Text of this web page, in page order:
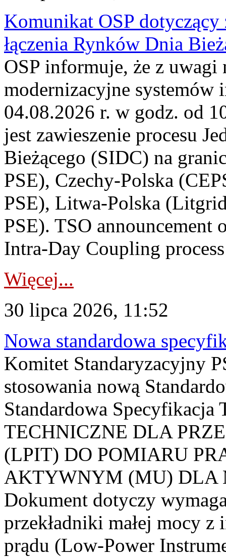
Komunikat OSP dotyczący
łączenia Rynków Dnia
OSP informuje, że z uwagi
modernizacyjne
04.08.2026 r. w godz. od
jest zawieszenie procesu
Bieżącego (SIDC) na
PSE), Czechy-Polska
PSE), Litwa-Polska
PSE). TSO announcement
Intra-Day Coupling
Więcej...
30 lipca 2026, 11:52
Nowa standardowa
Komitet Standaryzacyjny
stosowania nową
Standardowa
TECHNICZNE DLA
(LPIT) DO POMIARU
AKTYWNYM (MU) DLA
Dokument dotyczy
przekładniki małej mocy
prądu (Low-Power